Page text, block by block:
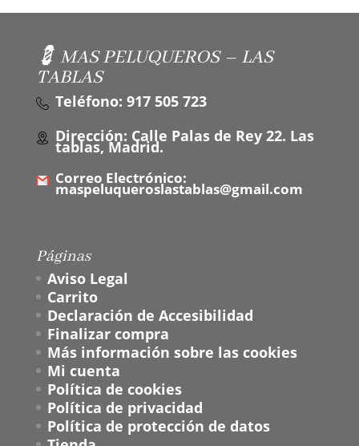
💈 MAS PELUQUEROS – LAS
TABLAS
Teléfono: 917 505 723
Dirección: Calle Palas de Rey 22. Las
tablas, Madrid.
Correo Electrónico:
maspeluqueroslastablas@gmail.com
Páginas
Aviso Legal
Carrito
Declaración de Accesibilidad
Finalizar compra
Más información sobre las cookies
Mi cuenta
Política de cookies
Política de privacidad
Política de protección de datos